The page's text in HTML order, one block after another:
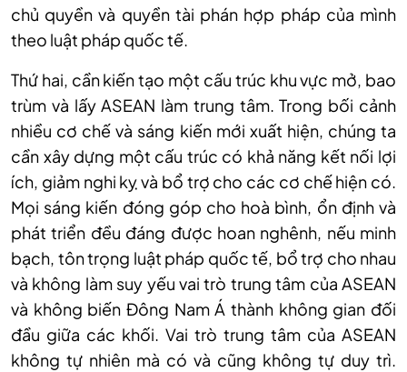
chủ quyền và quyền tài phán hợp pháp của mình
theo luật pháp quốc tế.
Thứ hai, cần kiến tạo một cấu trúc khu vực mở, bao
trùm và lấy ASEAN làm trung tâm. Trong bối cảnh
nhiều cơ chế và sáng kiến mới xuất hiện, chúng ta
cần xây dựng một cấu trúc có khả năng kết nối lợi
ích, giảm nghi kỵ và bổ trợ cho các cơ chế hiện có.
Mọi sáng kiến đóng góp cho hoà bình, ổn định và
phát triển đều đáng được hoan nghênh, nếu minh
bạch, tôn trọng luật pháp quốc tế, bổ trợ cho nhau
và không làm suy yếu vai trò trung tâm của ASEAN
và không biến Đông Nam Á thành không gian đối
đầu giữa các khối. Vai trò trung tâm của ASEAN
không tự nhiên mà có và cũng không tự duy trì.